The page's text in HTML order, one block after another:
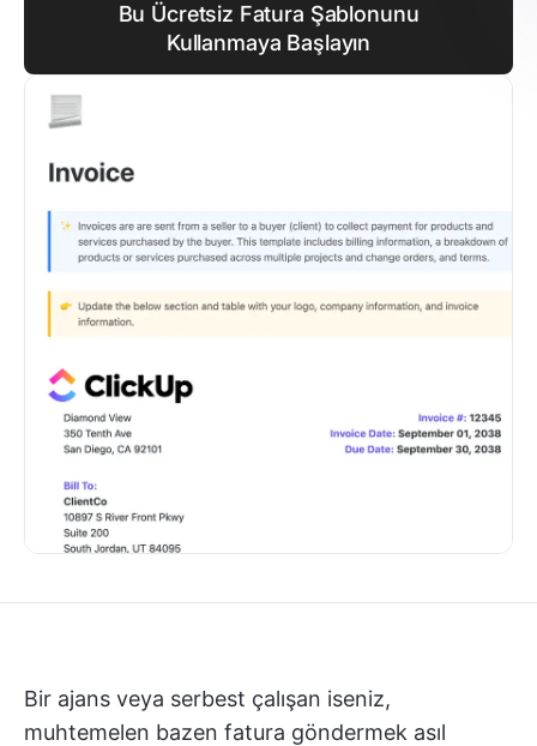
Bu Ücretsiz Fatura Şablonunu
Kullanmaya Başlayın
Bir ajans veya serbest çalışan iseniz,
muhtemelen bazen fatura göndermek asıl